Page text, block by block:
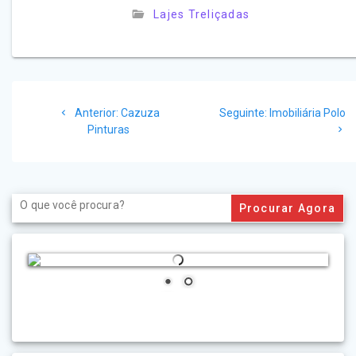
Lajes Treliçadas
Anterior: Post
anterior:
Cazuza
Pinturas
Seguinte: Post
Imobiliária Polo
Search
for: